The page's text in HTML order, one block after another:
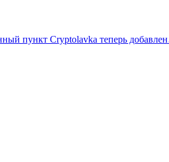
пункт Cryptolavka теперь